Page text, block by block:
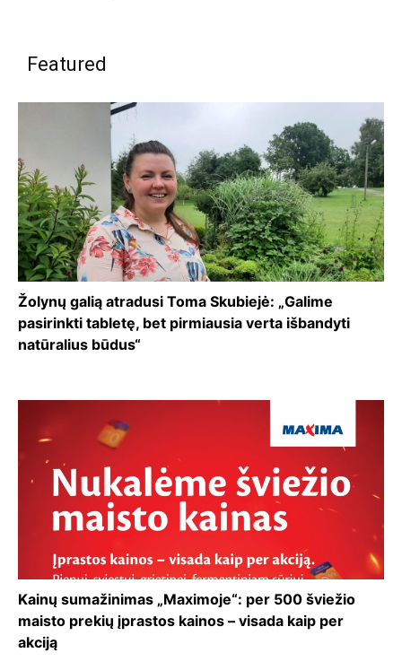
Featured
Žolynų galią atradusi Toma Skubiejė: „Galime
pasirinkti tabletę, bet pirmiausia verta išbandyti
natūralius būdus“
Kainų sumažinimas „Maximoje“: per 500 šviežio
maisto prekių įprastos kainos – visada kaip per
akciją